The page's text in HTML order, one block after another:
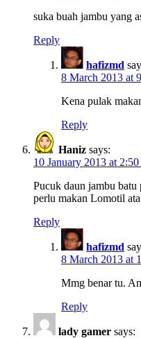
suka buah jambu yang
Reply
hafizmd
8 March 2013 at
Kena pulak
Reply
Haniz says:
10 January 2013 at
Pucuk daun jambu
perlu makan Lomotil
Reply
hafizmd
8 March 2013 at
Mmg benar tu.
Reply
lady gamer says: